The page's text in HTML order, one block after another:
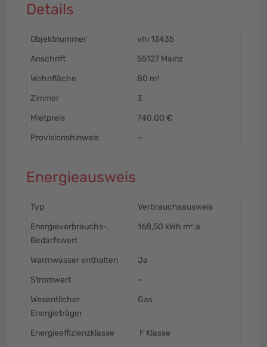
Details
Objektnummer
vhi 13435
Anschrift
55127 Mainz
Wohnfläche
80 m²
Zimmer
3
Mietpreis
740,00 €
Provisionshinweis
–
Energieausweis
Typ
Verbrauchsausweis
Energieverbrauchs-,
Bedarfswert
168,50 kWh m².a
Warmwasser enthalten
Ja
Stromwert
–
Wesentlicher
Energieträger
Gas
Energieeffizienzklasse
F Klasse